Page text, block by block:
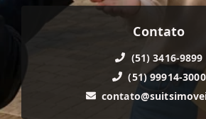
Contato
(51) 3416-9899
(51) 99914-3000